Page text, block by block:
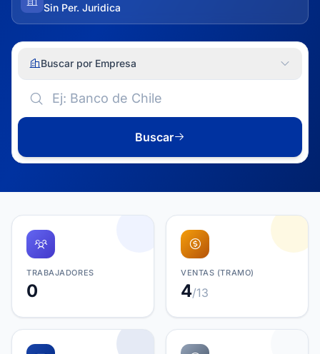
Sin Per. Juridica
Buscar por Empresa
Buscar
TRABAJADORES
0
VENTAS (TRAMO)
4/13